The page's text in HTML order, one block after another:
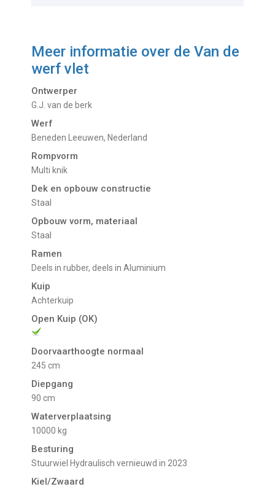
Meer informatie over deVan de
werf vlet
Ontwerper
G.J. van de berk
Werf
Beneden Leeuwen, Nederland
Rompvorm
Multi knik
Dek en opbouw constructie
Staal
Opbouw vorm, materiaal
staal
Ramen
deels in rubber, deels in Aluminium
Kuip
Achterkuip
Open Kuip (OK)
Doorvaarthoogte normaal
245 cm
Diepgang
90 cm
Waterverplaatsing
10000 kg
Besturing
Stuurwiel Hydraulisch vernieuwd in 2023
Kiel/Zwaard